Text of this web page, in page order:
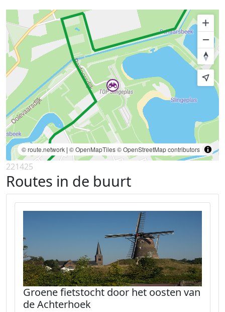
© route.network | © OpenMapTiles© OpenStreetMap contributors
221425
Routes in de buurt
Groene fietstocht door het oosten van
de Achterhoek